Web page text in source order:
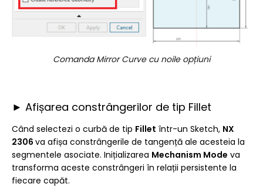
Comanda Mirror Curve cu noile opțiuni
► Afișarea constrângerilor de tip Fillet
Când selectezi o curbă de tip Fillet într-un Sketch, NX
2306 va afișa constrângerile de tangență ale acesteia la
segmentele asociate. Inițializarea Mechanism Mode va
transforma aceste constrângeri în relații persistente la
fiecare capăt.